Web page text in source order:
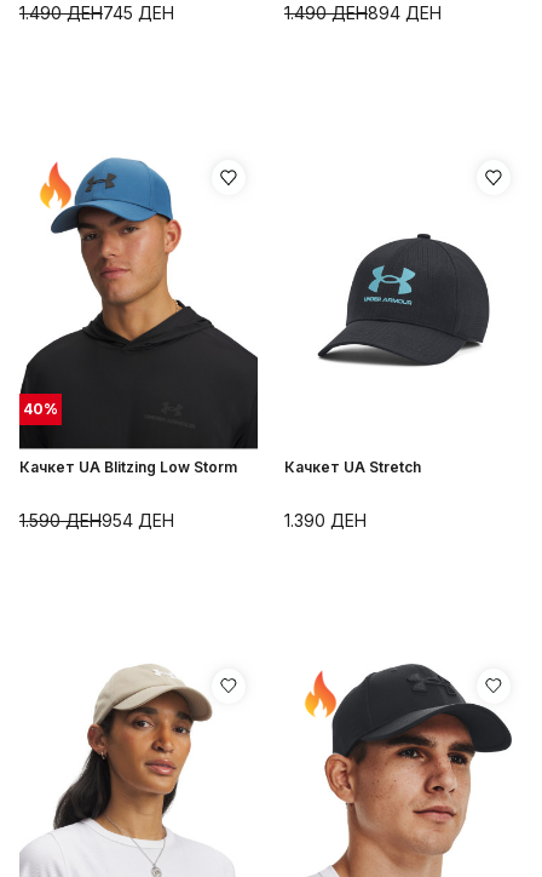
745 ДЕН
1.490ДЕН 894 ДЕН
1.490ДЕН
40%
Качкет UA Blitzing Low Storm
954 ДЕН
1.590ДЕН
Качкет UA Stretch
1.390 ДЕН